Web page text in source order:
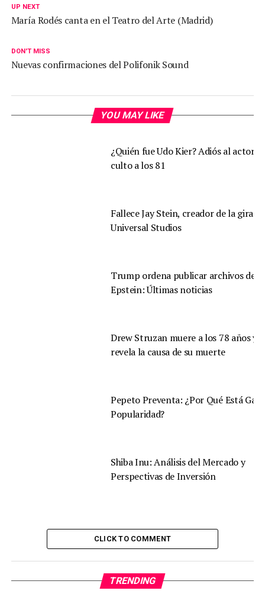
UP NEXT
María Rodés canta en el Teatro del Arte (Madrid)
DON'T MISS
Nuevas confirmaciones del Polifonik Sound
YOU MAY LIKE
¿Quién fue Udo Kier? Adiós al actor
culto a los 81
Fallece Jay Stein, creador de la gira de
Universal Studios
Trump ordena publicar archivos de
Epstein: Últimas noticias
Drew Struzan muere a los 78 años y
revela la causa de su muerte
Pepeto Preventa: ¿Por Qué Está
Popularidad?
Shiba Inu: Análisis del Mercado y
Perspectivas de Inversión
CLICK TO COMMENT
TRENDING